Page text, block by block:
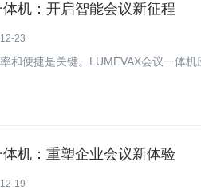
机：开启智能会议新征程
23
和便捷是关键。LUMEVAX会议一体
机：重塑企业会议新体验
19